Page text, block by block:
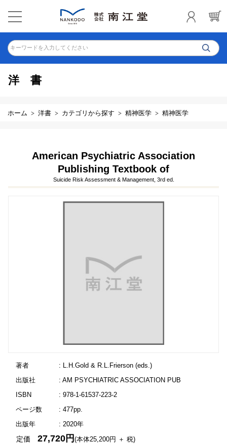
キーワードを入力してください
洋書
ホーム 洋書 カテゴリから探す 精神医学 精神医学
American Psychiatric Association
Publishing Textbook of
Suicide Risk Assessment & Management, 3rd ed.
著者
: L.H.Gold & R.L.Frierson (eds.)
出版社
: AM PSYCHIATRIC ASSOCIATION PUB
ISBN
: 978-1-61537-223-2
ページ数
: 477pp.
出版年
: 2020年
定価27,720円(本体25,200円 ＋ 税)